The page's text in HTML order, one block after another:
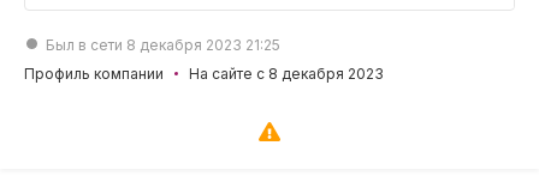
Был в сети 8 декабря 2023 21:25
Профиль компании
На сайте с 8 декабря 2023